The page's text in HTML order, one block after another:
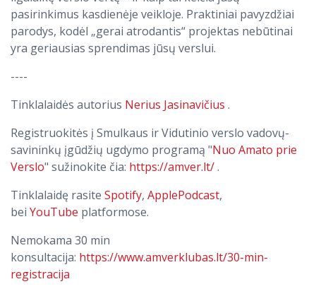
pasirinkimus kasdienėje veikloje. Praktiniai pavyzdžiai
parodys, kodėl „gerai atrodantis“ projektas nebūtinai
yra geriausias sprendimas jūsų verslui.
----
Tinklalaidės autorius Nerius Jasinavičius .
Registruokitės į Smulkaus ir Vidutinio verslo vadovų-
savininkų įgūdžių ugdymo programą "Nuo Amato prie
Verslo" sužinokite čia: https://amver.lt/.
Tinklalaidę rasite Spotify, ApplePodcast,
bei YouTube platformose.
Nemokama 30 min
konsultacija: https://www.amverklubas.lt/30-min-
registracija